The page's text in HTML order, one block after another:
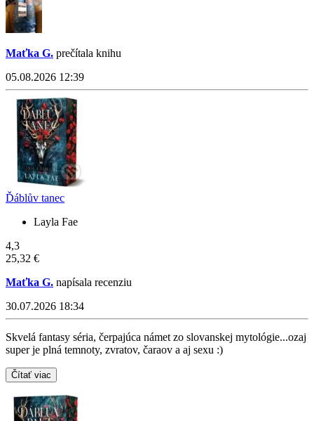
Maťka G. prečítala knihu
05.08.2026 12:39
Ďáblův tanec
Layla Fae
4,3
25,32 €
Maťka G. napísala recenziu
30.07.2026 18:34
Skvelá fantasy séria, čerpajúca námet zo slovanskej mytológie...ozaj
super je plná temnoty, zvratov, čaraov a aj sexu :)
Čítať viac